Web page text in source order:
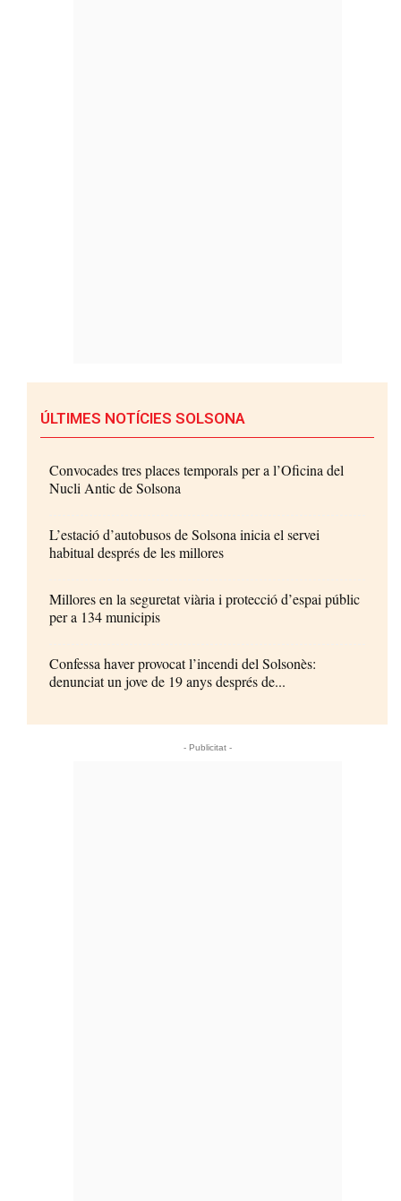
ÚLTIMES NOTÍCIES SOLSONA
Convocades tres places temporals per a l’Oficina del
Nucli Antic de Solsona
L’estació d’autobusos de Solsona inicia el servei
habitual després de les millores
Millores en la seguretat viària i protecció d’espai públic
per a 134 municipis
Confessa haver provocat l’incendi del Solsonès:
denunciat un jove de 19 anys després de...
- Publicitat -